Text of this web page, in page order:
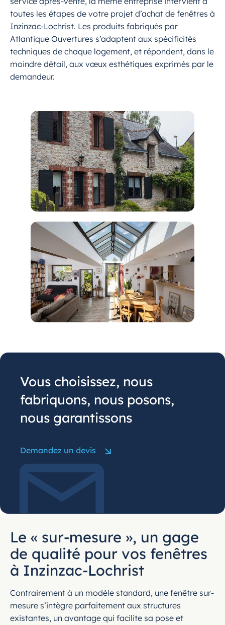
toutes les étapes de votre projet d’achat de fenêtres à
Inzinzac-Lochrist. Les produits fabriqués par
Atlantique Ouvertures s’adaptent aux spécificités
techniques de chaque logement, et répondent, dans le
moindre détail, aux vœux esthétiques exprimés par le
demandeur.
Demandez un devis
Vous choisissez, nous
fabriquons, nous posons,
nous garantissons
Le « sur-mesure », un gage
de qualité pour vos fenêtres
à Inzinzac-Lochrist
Contrairement à un modèle standard, une fenêtre sur-
mesure s’intègre parfaitement aux structures
existantes, un avantage qui facilite sa pose et